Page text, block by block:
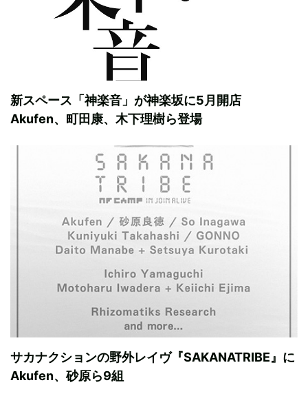
新スペース「神楽音」が神楽坂に5月開店
Akufen、町田康、木下理樹ら登場
サカナクションの野外レイヴ『SAKANATRIBE』に
Akufen、砂原ら9組